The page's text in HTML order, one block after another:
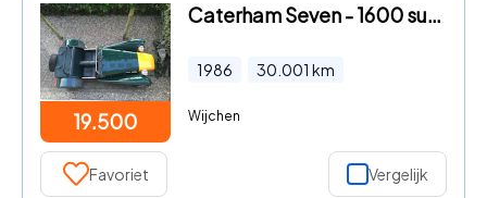
19.500
Caterham Seven - 1600 super sprint
1986 30.001 km
Wijchen
Favoriet Vergelijk